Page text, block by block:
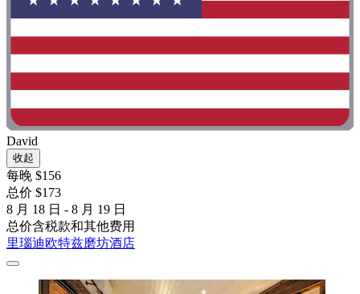
David
收起
每晚 $156
总价 $173
8 月 18 日 - 8 月 19 日
总价含税款和其他费用
里瑙迪欧特兹磨坊酒店